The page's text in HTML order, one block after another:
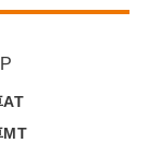
AT
MT